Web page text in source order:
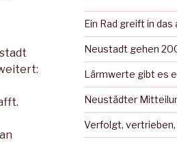
Ein Rad greift in das
Neustadt gehen
Lärmwerte gibt es
Neustädter
Verfolgt,